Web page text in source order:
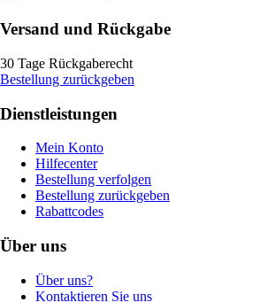
Versand und Rückgabe
30 Tage Rückgaberecht
Bestellung zurückgeben
Dienstleistungen
Mein Konto
Hilfecenter
Bestellung verfolgen
Bestellung zurückgeben
Rabattcodes
Über uns
Über uns?
Kontaktieren Sie uns